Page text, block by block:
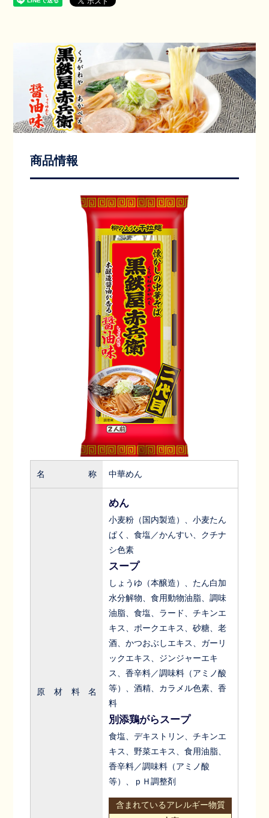
商品情報
名称 中華めん
原材料名
めん
小麦粉（国内製造）、小麦たん
ぱく、食塩／かんすい、クチナ
シ色素
スープ
しょうゆ（本醸造）、たん白加
水分解物、食用動物油脂、調味
油脂、食塩、ラード、チキンエ
キス、ポークエキス、砂糖、老
酒、かつおぶしエキス、ガーリ
ックエキス、ジンジャーエキ
ス、香辛料／調味料（アミノ酸
等）、酒精、カラメル色素、香
料
別添鶏がらスープ
食塩、デキストリン、チキンエ
キス、野菜エキス、食用油脂、
香辛料／調味料（アミノ酸
等）、ｐＨ調整剤
含まれているアレルギー物質